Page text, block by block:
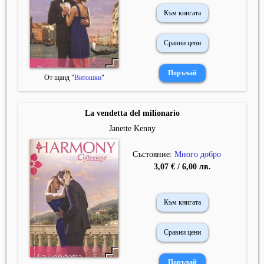
От щанд "Витошки"
Към книгата
Сравни цени
La vendetta del milionario
Janette Kenny
Състояние: Много добро
3,07 € / 6,00 лв.
Към книгата
Сравни цени